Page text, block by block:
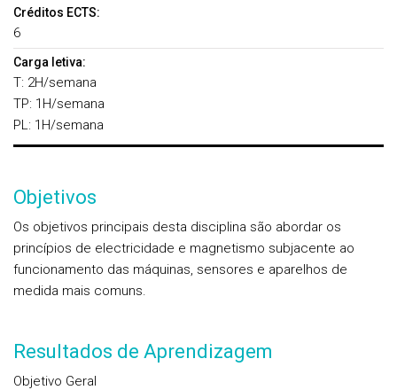
Créditos ECTS:
6
Carga letiva:
T: 2H/semana
TP: 1H/semana
PL: 1H/semana
Objetivos
Os objetivos principais desta disciplina são abordar os
princípios de electricidade e magnetismo subjacente ao
funcionamento das máquinas, sensores e aparelhos de
medida mais comuns.
Resultados de Aprendizagem
Objetivo Geral